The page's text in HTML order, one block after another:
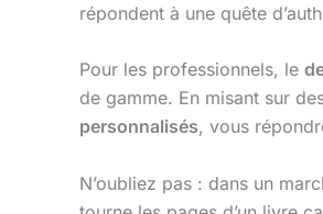
répondent à une quête
Pour les professionnels, le
de gamme. En misant sur
personnalisés, vous
N’oubliez pas : dans un